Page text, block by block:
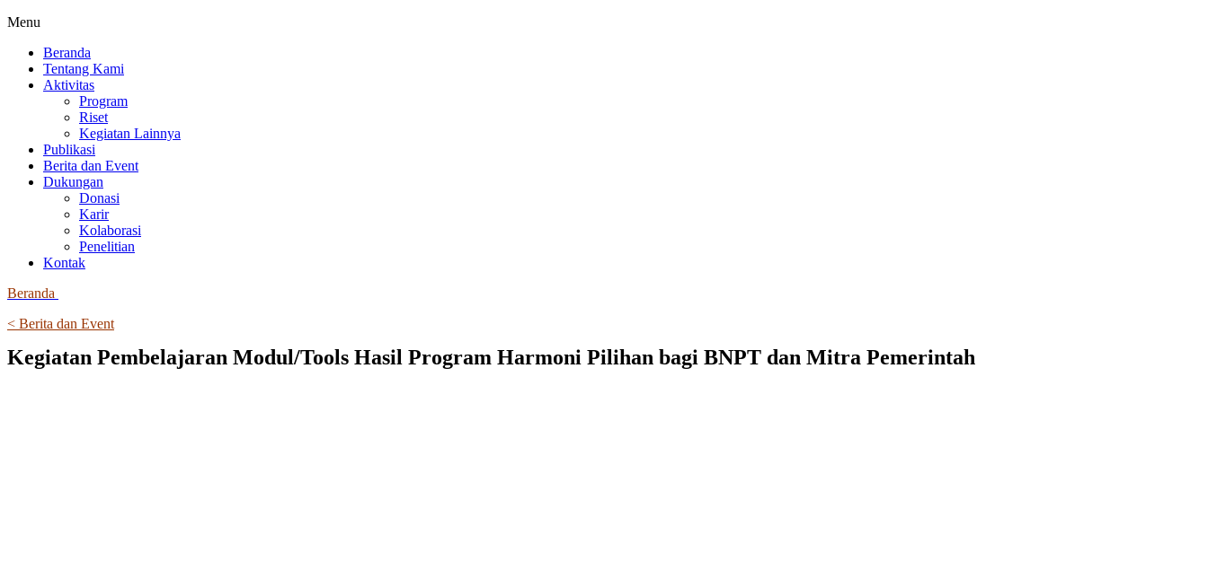
Menu
Beranda
Tentang Kami
Aktivitas
Program
Riset
Kegiatan Lainnya
Publikasi
Berita dan Event
Dukungan
Donasi
Karir
Kolaborasi
Penelitian
Kontak
Beranda
< Berita dan Event
Kegiatan Pembelajaran Modul/Tools Hasil Program Harmoni Pilihan bagi BNPT dan Mitra Pemerintah